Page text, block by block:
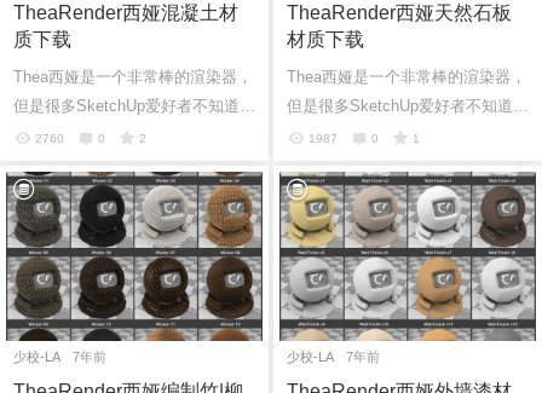
TheaRender西娅混凝土材
质下载
Thea西娅是一个非常棒的渲染器，
但是很多SketchUp爱好者不知道如
何免费获取下载优质素材，这里给
质下载...
2760 0 2
TheaRender西娅天然石板
材质下载
Thea西娅是一个非常棒的渲染器，
但是很多SketchUp爱好者不知道如
何免费获取下载优质素材，这里给
质下载...
1987 0 1
少校-LA 7年前 少校-LA 7年前